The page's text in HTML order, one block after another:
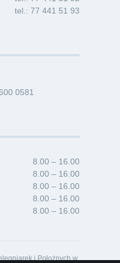
tel.: 77 441 51 93
0581
8.00 – 16.00
8.00 – 16.00
8.00 – 16.00
8.00 – 16.00
8.00 – 16.00
i Położnych w